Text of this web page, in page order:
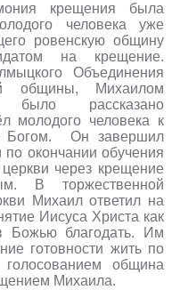
крещения была
человека уже
ровенскую общину
на крещение.
Объединения
общины, Михаилом
было рассказано
молодого человека к
Богом.
Он завершил
по окончании обучения
через крещение
В торжественной
Михаил ответил на
Иисуса Христа как
Божью благодать. Им
готовности жить по
община
Михаила.